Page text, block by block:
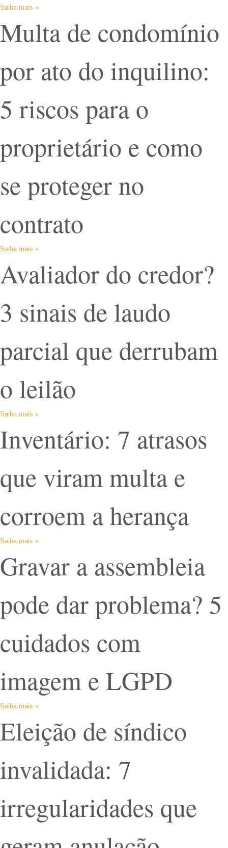
Saiba mais »
Multa de condomínio
por ato do inquilino:
5 riscos para o
proprietário e como
se proteger no
contrato
Saiba mais »
Avaliador do credor?
3 sinais de laudo
parcial que derrubam
o leilão
Saiba mais »
Inventário: 7 atrasos
que viram multa e
corroem a herança
Saiba mais »
Gravar a assembleia
pode dar problema? 5
cuidados com
imagem e LGPD
Saiba mais »
Eleição de síndico
invalidada: 7
irregularidades que